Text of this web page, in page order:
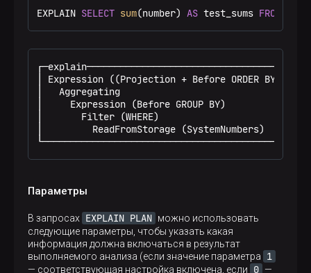
    page_name String
    month Date
  PROJECTION
    LIST id: 1, nodes: 3
COLUMN id: 2, column_name: page_name,
FUNCTION id: 4, function_name: toDate,
        ARGUMENTS
          LIST id: 5, nodes: 1
FUNCTION id: 6, function_name:
              ARGUMENTS
  JOIN TREE
  WHERE
FUNCTION id: 10, function_name: equals,
      ARGUMENTS
        LIST id: 11, nodes: 2
COLUMN id: 2, column_name:
EXPLAIN SELECT sum(number) AS test_sums FROM
┌─explain─────────────────────────────────────┐
│ Expression ((Projection + Before ORDER BY)) │
│   Aggregating                               │
│     Expression (Before GROUP BY)            │
│       Filter (WHERE)                        │
│         ReadFromStorage (SystemNumbers)     │
└─────────────────────────────────────────────┘
Параметры
В запросах EXPLAIN PLAN можно использовать
следующие параметры, чтобы указать какая
информация должна включаться в результат
выполняемого анализа (если значение параметра
1
— соответствующая настройка включена, если 0 —